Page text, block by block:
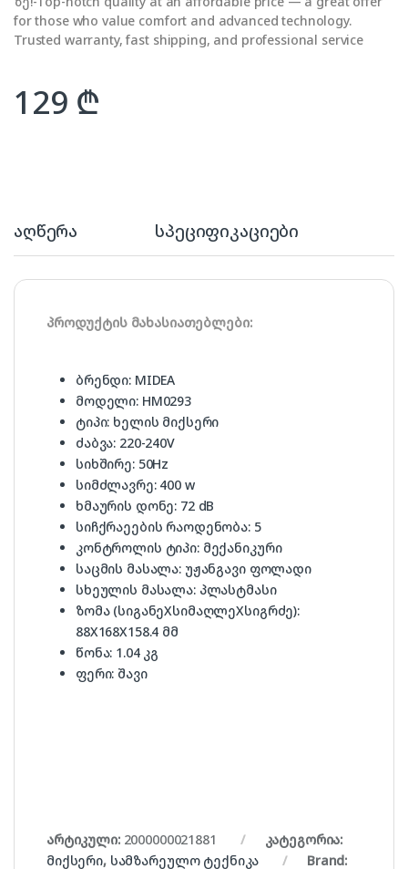
for those who value comfort and advanced technology.
Trusted warranty, fast shipping, and professional service
129 ₾
აღწერა სპეციფიკაციები
პროდუქტის მახასიათებლები:
ბრენდი: MIDEA
მოდელი: HM0293
ტიპი: ხელის მიქსერი
ძაბვა: 220-240V
სიხშირე: 50Hz
სიმძლავრე: 400 w
ხმაურის დონე: 72 dB
სიჩქრაეების რაოდენობა: 5
კონტროლის ტიპი: მექანიკური
საცმის მასალა: უჟანგავი ფოლადი
სხეულის მასალა: პლასტმასი
ზომა (სიგანეXსიმაღლეXსიგრძე):
88X168X158.4 მმ
წონა: 1.04 კგ
ფერი: შავი
არტიკული: 2000000021881
კატეგორია:
მიქსერი, სამზარეულო ტექნიკა
Brand: